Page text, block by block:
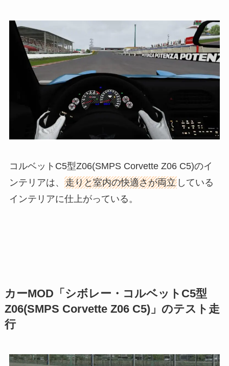
コルベットC5型Z06(SMPS Corvette Z06 C5)のイ
ンテリアは、 走りと室内の快適さが両立している
インテリアに仕上がっている。
カーMOD「シボレー・コルベットC5型
Z06(SMPS Corvette Z06 C5)」のテスト走
行